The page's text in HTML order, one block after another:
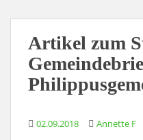
Artikel zum
02.09.2018 Annette F